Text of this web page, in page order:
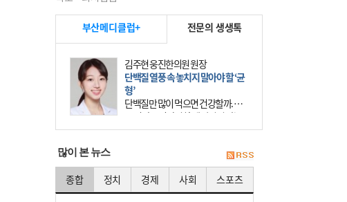
부산메디클럽+ 전문의 생생톡
김주현 웅진한의원 원장
단백질 열풍 속 놓치지 말아야 할 ‘균
형’
단백질만 많이 먹으면 건강할까. 요
즘 건강을 이야기할 때 빠지지 않는
키워드가 단백질이다. 헬스장을 다니
많이 본 뉴스
종합 정치 경제 사회 스포츠